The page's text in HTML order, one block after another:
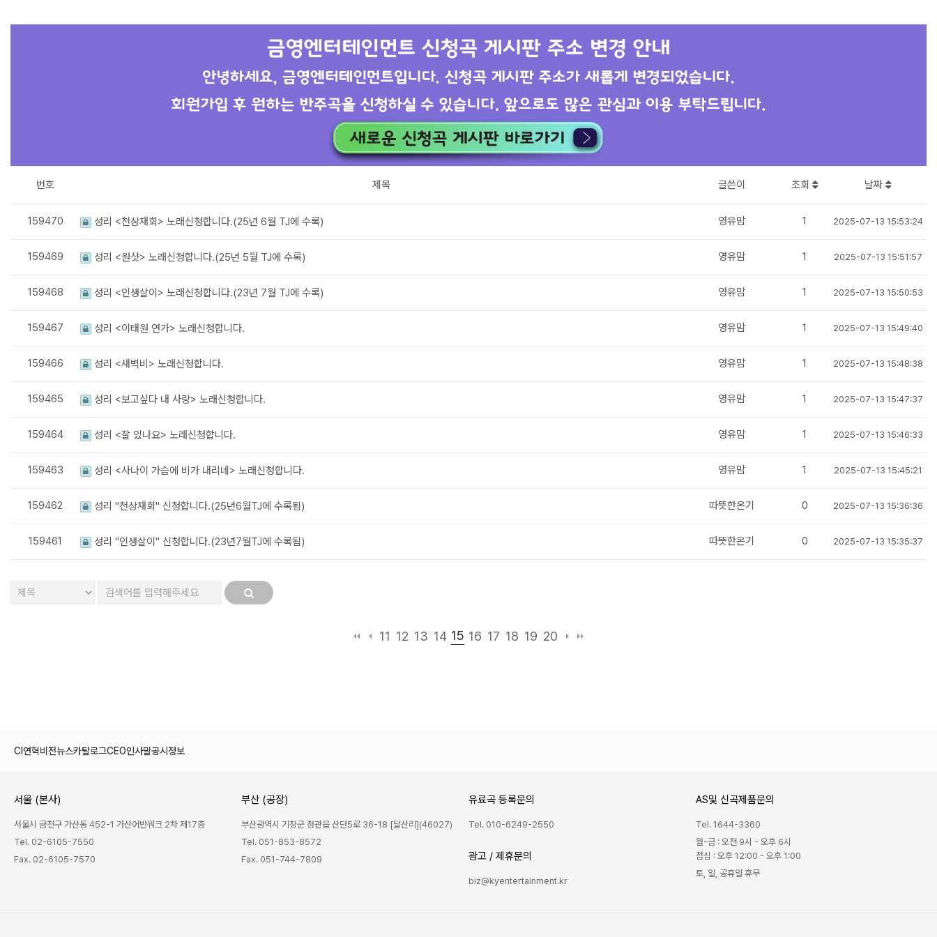
번호 제목 글쓴이 조회 날짜
159470 성리 <천상재회> 노래신청합니다.(25년 6월 TJ에 수록) 영유맘 1 2025-07-13 15:53:24
159469 성리 <원샷> 노래신청합니다.(25년 5월 TJ에 수록) 영유맘 1 2025-07-13 15:51:57
159468 성리 <인생살이> 노래신청합니다.(23년 7월 TJ에 수록) 영유맘 1 2025-07-13 15:50:53
159467 성리 <이태원 연가> 노래신청합니다. 영유맘 1 2025-07-13 15:49:40
159466 성리 <새벽비> 노래신청합니다. 영유맘 1 2025-07-13 15:48:38
159465 성리 <보고싶다 내 사랑> 노래신청합니다. 영유맘 1 2025-07-13 15:47:37
159464 성리 <잘 있나요> 노래신청합니다. 영유맘 1 2025-07-13 15:46:33
159463 성리 <사나이 가슴에 비가 내리네> 노래신청합니다. 영유맘 1 2025-07-13 15:45:21
159462 성리 "천상재회" 신청합니다.(25년6월TJ에 수록됨) 따뜻한온기 0 2025-07-13 15:36:36
159461 성리 "인생살이" 신청합니다.(23년7월TJ에 수록됨) 따뜻한온기 0 2025-07-13 15:35:37
11 12 13 14 15 16 17 18 19 20
CI 연혁비전뉴스카탈로그CEO인사말공시정보
서울 (본사)
서울시 금천구 가산동 452-1 가산어반워크 2차 제17층
Tel. 02-6105-7550
Fax. 02-6105-7570
부산 (공장)
부산광역시 기장군 정관읍 산단5로 36-18 [달산리](46027)
Tel. 051-853-8572
Fax. 051-744-7809
유료곡 등록문의
Tel. 010-6249-2550
광고 / 제휴문의
biz@kyentertainment.kr
AS및 신곡제품문의
Tel. 1644-3360
월-금 : 오전 9시 - 오후 6시
점심 : 오후 12:00 - 오후 1:00
토, 일, 공휴일 휴무